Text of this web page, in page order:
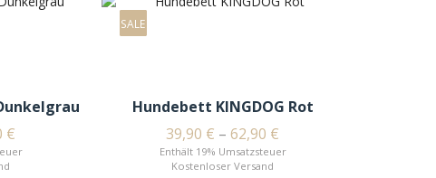
€
SALE
Hundebett KINGDOG Rot
39,90 € – 62,90 €
Enthält 19% Umsatzsteuer
Kostenloser Versand